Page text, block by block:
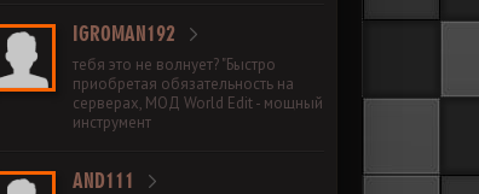
IGROMAN192
тебя это не волнует? "Быстро
приобретая обязательность на
серверах, МОД World Edit - мощный
инструмент
AND111